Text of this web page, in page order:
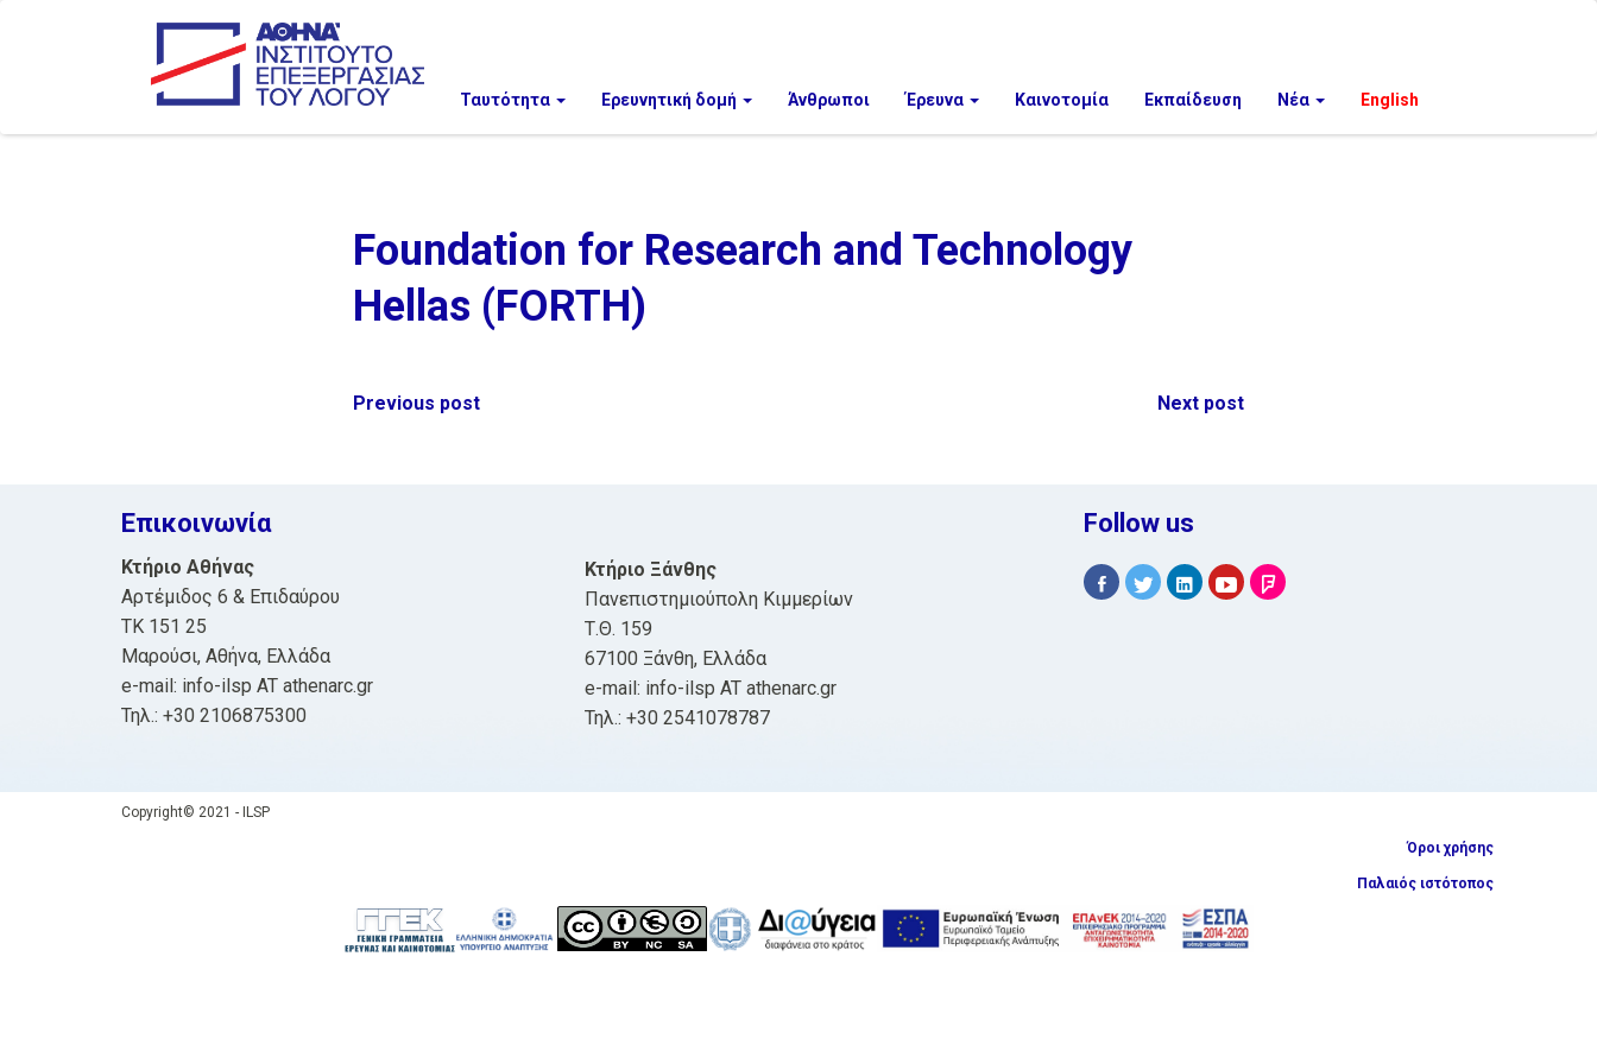
Ταυτότητα Ερευνητική δομή Άνθρωποι Έρευνα Καινοτομία Εκπαίδευση Νέα English
Foundation for Research and Technology
Hellas (FORTH)
Post
Previous post Next post
Επικοινωνία
Κτήριο Αθήνας
Αρτέμιδος 6 & Επιδαύρου
ΤΚ 151 25
Μαρούσι, Αθήνα, Ελλάδα
e-mail: info-ilsp AT athenarc.gr
Τηλ.: +30 2106875300
Κτήριο Ξάνθης
Πανεπιστημιούπολη Κιμμερίων
Τ.Θ. 159
67100 Ξάνθη, Ελλάδα
e-mail: info-ilsp AT athenarc.gr
Τηλ.: +30 2541078787
Follow us
Copyright© 2021 - ILSP
Όροι χρήσης
Παλαιός ιστότοπος